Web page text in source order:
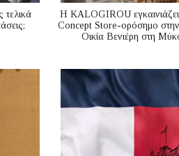
Η KALOGIROU
Concept Store-ορόσημο στην
Οικία Βενιέρη στη